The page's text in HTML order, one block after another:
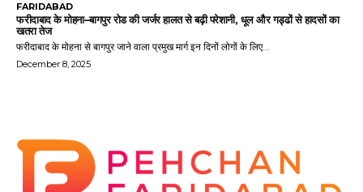
FARIDABAD
फरीदाबाद के मोहना–बागपुर रोड की जर्जर हालत से बढ़ी परेशानी, धूल और गड्ढों से हादसों का
खतरा तेज
फरीदाबाद के मोहना से बागपुर जाने वाला प्रमुख मार्ग इन दिनों लोगों के लिए...
December 8, 2025